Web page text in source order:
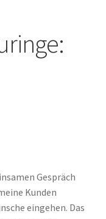
Gespräch
Kunden
eingehen. Das